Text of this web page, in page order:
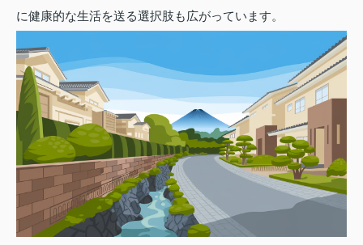
に健康的な生活を送る選択肢も広がっています。